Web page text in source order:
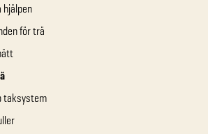
för trä
taksystem